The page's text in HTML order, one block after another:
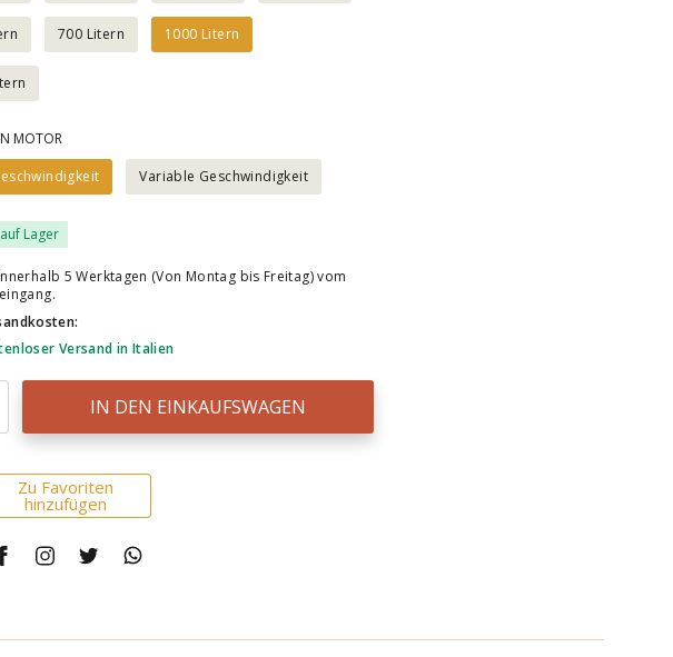
700 Litern 1000 Litern
MOTOR
Variable Geschwindigkeit
Lager
5 Werktagen (Von Montag bis Freitag) vom
Versand in Italien
IN DEN EINKAUFSWAGEN
Zu Favoriten
hinzufügen